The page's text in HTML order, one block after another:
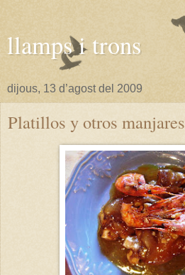
llamps i trons
dijous, 13 d’agost del 2009
Platillos y otros manjares